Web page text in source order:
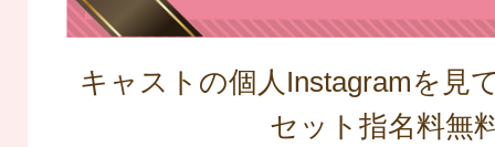
キャストの個人Instagramを見
セット指名料